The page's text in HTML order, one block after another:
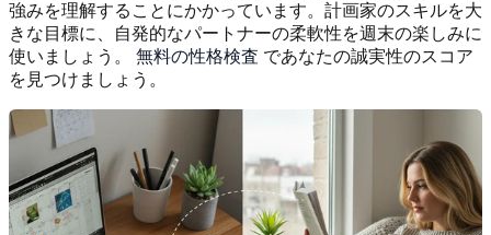
強みを理解することにかかっています。計画家のスキルを大
きな目標に、自発的なパートナーの柔軟性を週末の楽しみに
使いましょう。 無料の性格検査 であなたの誠実性のスコア
を見つけましょう。